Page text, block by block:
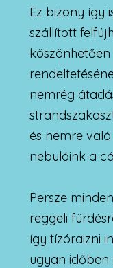
Ez bizony így
szállított
nemrég
és nemre
nebulóink a
Persze
reggeli
így tízóraizni
ugyan időben